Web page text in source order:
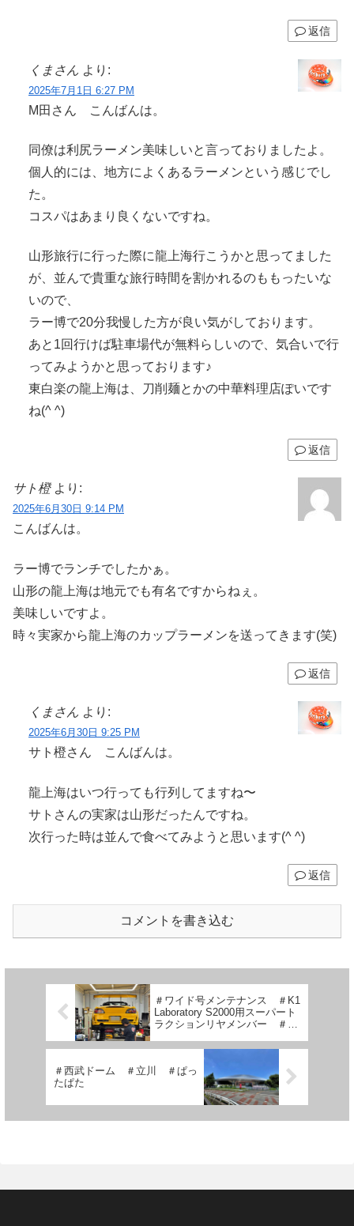
返信
くまさん より:
2025年7月1日 6:27 PM
M田さん こんばんは。
同僚は利尻ラーメン美味しいと言っておりましたよ。
個人的には、地方によくあるラーメンという感じでし
た。
コスパはあまり良くないですね。
山形旅行に行った際に龍上海行こうかと思ってました
が、並んで貴重な旅行時間を割かれるのももったいな
いので、
ラー博で20分我慢した方が良い気がしております。
あと1回行けば駐車場代が無料らしいので、気合いで行
ってみようかと思っております♪
東白楽の龍上海は、刀削麺とかの中華料理店ぽいです
ね(^ ^)
返信
サト橙 より:
2025年6月30日 9:14 PM
こんばんは。
ラー博でランチでしたかぁ。
山形の龍上海は地元でも有名ですからねぇ。
美味しいですよ。
時々実家から龍上海のカップラーメンを送ってきます(笑)
返信
くまさん より:
2025年6月30日 9:25 PM
サト橙さん こんばんは。
龍上海はいつ行っても行列してますね〜
サトさんの実家は山形だったんですね。
次行った時は並んで食べてみようと思います(^ ^)
返信
コメントを書き込む
＃ワイド号メンテナンス ＃K1
Laboratory S2000用スーパート
ラクションリヤメンバー ＃サ
ゼリヤ
＃西武ドーム ＃立川 ＃ぱっ
たぱた